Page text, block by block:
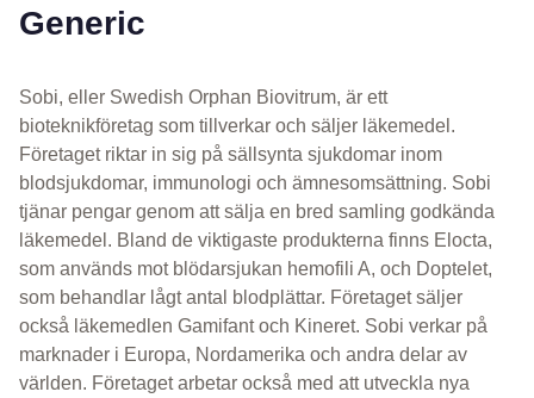
Generic
Sobi, eller Swedish Orphan Biovitrum, är ett
bioteknikföretag som tillverkar och säljer läkemedel.
Företaget riktar in sig på sällsynta sjukdomar inom
blodsjukdomar, immunologi och ämnesomsättning. Sobi
tjänar pengar genom att sälja en bred samling godkända
läkemedel. Bland de viktigaste produkterna finns Elocta,
som används mot blödarsjukan hemofili A, och Doptelet,
som behandlar lågt antal blodplättar. Företaget säljer
också läkemedlen Gamifant och Kineret. Sobi verkar på
marknader i Europa, Nordamerika och andra delar av
världen. Företaget arbetar också med att utveckla nya